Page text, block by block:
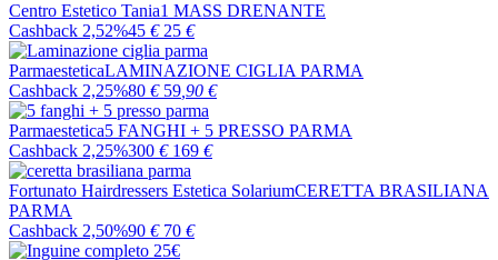
Centro Estetico Tania1 MASS DRENANTE
Cashback 2,52%45 € 25 €
ParmaesteticaLAMINAZIONE CIGLIA PARMA
Cashback 2,25%80 € 59 ,90 €
Parmaestetica5 FANGHI + 5 PRESSO PARMA
Cashback 2,25%300 € 169 €
Fortunato Hairdressers Estetica SolariumCERETTA BRASILIANA
PARMA
Cashback 2,50%90 € 70 €